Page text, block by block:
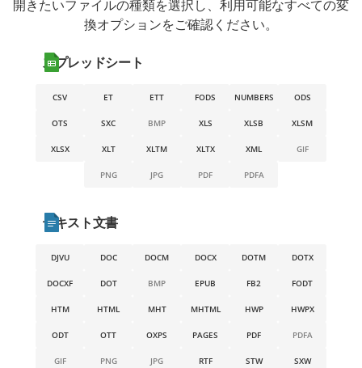
開きたいファイルの種類を選択し、利用可能なすべての変
換オプションをご確認ください。
スプレッドシート
CSV ET ETT FODS NUMBERS ODS
OTS SXC BMP XLS XLSB XLSM
XLSX XLT XLTM XLTX XML GIF
PNG JPG PDF PDFA
テキスト文書
DJVU DOC DOCM DOCX DOTM DOTX
DOCXF DOT BMP EPUB FB2 FODT
HTM HTML MHT MHTML HWP HWPX
ODT OTT OXPS PAGES PDF PDFA
GIF PNG JPG RTF STW SXW